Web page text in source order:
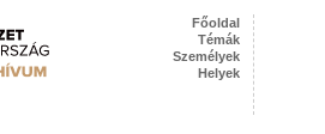
Főoldal
Témák
Személyek
Helyek